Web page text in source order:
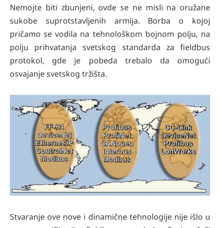
Nemojte biti zbunjeni, ovde se ne misli na oružane
sukobe suprotstavljenih armija. Borba o kojoj
pričamo se vodila na tehnološkom bojnom polju, na
polju prihvatanja svetskog standarda za fieldbus
protokol, gde je pobeda trebalo da omogući
osvajanje svetskog tržišta.
Stvaranje ove nove i dinamične tehnologije nije išlo u